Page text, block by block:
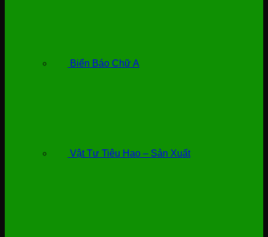
Biển Báo Chữ A
Vật Tư Tiêu Hao – Sản Xuất